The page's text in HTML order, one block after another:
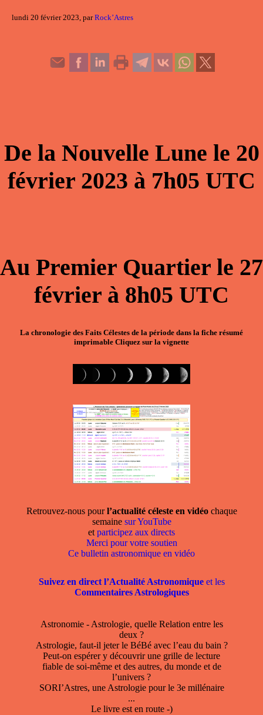
lundi 20 février 2023, parRock’Astres
De la Nouvelle Lune le 20
février 2023 à 7h05 UTC
Au Premier Quartier le 27
février à 8h05 UTC
La chronologie des Faits Célestes de la période dans la fiche résumé
imprimable Cliquez sur la vignette
Retrouvez-nous pourl’actualité céleste en vidéochaque
semaine sur YouTube
et participez aux directs
Merci pour votre soutien
Ce bulletin astronomique en vidéo
Suivez en direct l’Actualité Astronomiqueet les
Commentaires Astrologiques
Astronomie - Astrologie, quelle Relation entre les
deux ?
Astrologie, faut-il jeter le BéBé avec l’eau du bain ?
Peut-on espérer y découvrir une grille de lecture
fiable de soi-même et des autres, du monde et de
l’univers ?
SORI’Astres, une Astrologie pour le 3e millénaire
...
Le livre est en route -)